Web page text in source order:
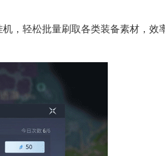
机，轻松批量刷取各类装备素材，效